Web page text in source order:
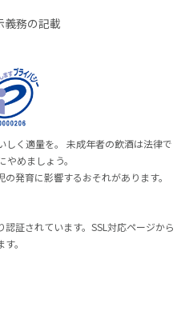
義務の記載
く適量を。 未成年者の飲酒は法律で
めましょう。
発育に影響するおそれがあります。
証されています。SSL対応ページから
。